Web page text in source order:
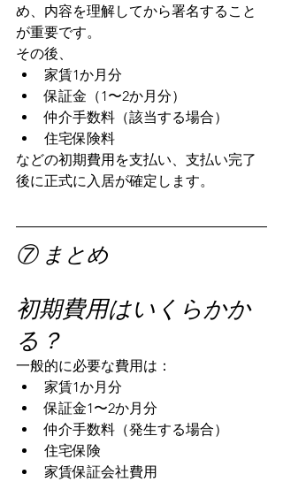
め、内容を理解してから署名すること
が重要です。
その後、
家賃1か月分
保証金（1〜2か月分）
仲介手数料（該当する場合）
住宅保険料
などの初期費用を支払い、支払い完了
後に正式に入居が確定します。
⑦ まとめ
初期費用はいくらかか
る？
一般的に必要な費用は：
家賃1か月分
保証金1〜2か月分
仲介手数料（発生する場合）
住宅保険
家賃保証会社費用